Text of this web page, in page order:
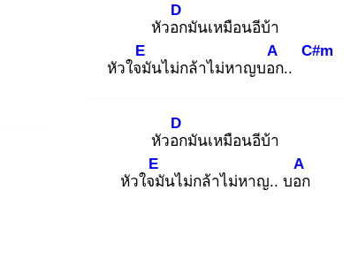
หัวอก
D
มันเหมือนอีบ้า
หัวใจมั
E
นไม่กล้าไม่หาญบอก
A
..
C#m
หัวอก
D
มันเหมือนอีบ้า
หัวใจมั
E
นไม่กล้าไม่หาญ.. บอก
A